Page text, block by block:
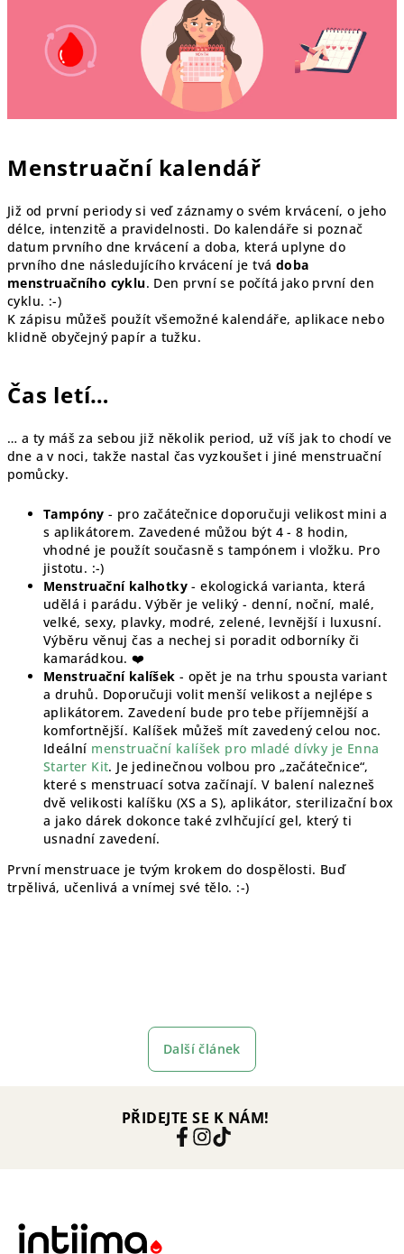
Menstruační kalendář
Již od první periody si veď záznamy o svém krvácení, o jeho
délce, intenzitě a pravidelnosti. Do kalendáře si poznač
datum prvního dne krvácení a doba, která uplyne do
prvního dne následujícího krvácení je tvá doba
menstruačního cyklu. Den první se počítá jako první den
cyklu. :-)
K zápisu můžeš použít všemožné kalendáře, aplikace nebo
klidně obyčejný papír a tužku.
Čas letí…
… a ty máš za sebou již několik period, už víš jak to chodí ve
dne a v noci, takže nastal čas vyzkoušet i jiné menstruační
pomůcky.
Tampóny - pro začátečnice doporučuji velikost mini a
s aplikátorem. Zavedené můžou být 4 - 8 hodin,
vhodné je použít současně s tampónem i vložku. Pro
jistotu. :-)
Menstruační kalhotky - ekologická varianta, která
udělá i parádu. Výběr je veliký - denní, noční, malé,
velké, sexy, plavky, modré, zelené, levnější i luxusní.
Výběru věnuj čas a nechej si poradit odborníky či
kamarádkou. ❤️
Menstruační kalíšek - opět je na trhu spousta variant
a druhů. Doporučuji volit menší velikost a nejlépe s
aplikátorem. Zavedení bude pro tebe příjemnější a
komfortnější. Kalíšek můžeš mít zavedený celou noc.
Ideální menstruační kalíšek pro mladé dívky je Enna
Starter Kit. Je jedinečnou volbou pro „začátečnice“,
které s menstruací sotva začínají. V balení nalezneš
dvě velikosti kalíšku (XS a S), aplikátor, sterilizační box
a jako dárek dokonce také zvlhčující gel, který ti
usnadní zavedení.
První menstruace je tvým krokem do dospělosti. Buď
trpělivá, učenlivá a vnímej své tělo. :-)
Další článek
PŘIDEJTE SE K NÁM!